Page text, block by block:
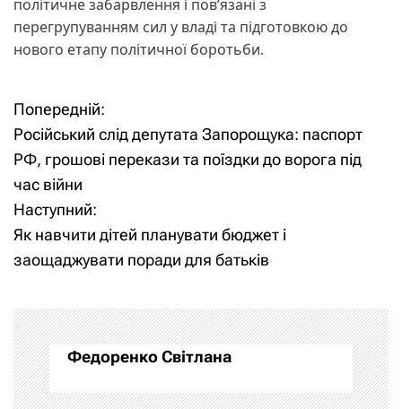
політичне забарвлення і пов’язані з
перегрупуванням сил у владі та підготовкою до
нового етапу політичної боротьби.
Н
а
в
і
г
а
ц
і
Попередній:
Російський слід депутата Запорощука: паспорт
РФ, грошові перекази та поїздки до ворога під
час війни
Наступний:
Як навчити дітей планувати бюджет і
заощаджувати поради для батьків
Федоренко Світлана